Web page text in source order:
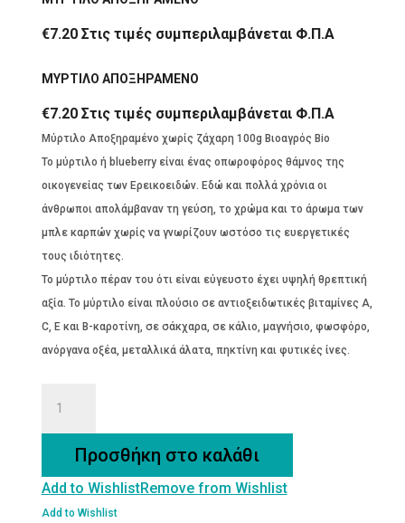
€7.20 Στις τιμές συμπεριλαμβάνεται Φ.Π.Α
ΜΥΡΤΙΛΟ ΑΠΟΞΗΡΑΜΕΝΟ
€7.20 Στις τιμές συμπεριλαμβάνεται Φ.Π.Α
Μύρτιλο Αποξηραμένο χωρίς ζάχαρη 100g Βιοαγρός Bio
Το μύρτιλο ή blueberry είναι ένας οπωροφόρος θάμνος της
οικογενείας των Ερεικοειδών. Εδώ και πολλά χρόνια οι
άνθρωποι απολάμβαναν τη γεύση, το χρώμα και το άρωμα των
μπλε καρπών χωρίς να γνωρίζουν ωστόσο τις ευεργετικές
τους ιδιότητες.
Το μύρτιλο πέραν του ότι είναι εύγευστο έχει υψηλή θρεπτική
αξία. Το μύρτιλο είναι πλούσιο σε αντιοξειδωτικές βιταμίνες Α,
C, Ε και Β-καροτίνη, σε σάκχαρα, σε κάλιο, μαγνήσιο, φωσφόρο,
ανόργανα οξέα, μεταλλικά άλατα, πηκτίνη και φυτικές ίνες.
Προσθήκη στο καλάθι
Add to WishlistRemove from Wishlist
Add to Wishlist